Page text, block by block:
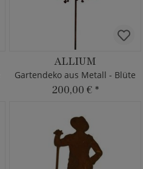
ALLIUM
Gartendeko aus Metall - Blüte
200,00 € *